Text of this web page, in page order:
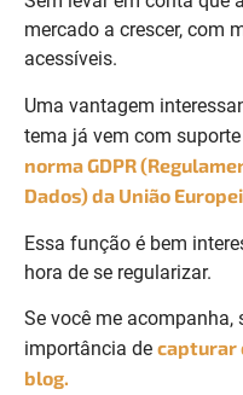
mercado a crescer, com
acessíveis.
Uma vantagem
tema já vem com
norma GDPR
Dados) da União
Essa função é bem
hora de se regularizar.
Se você me acompanha,
importância de capturar
blog.